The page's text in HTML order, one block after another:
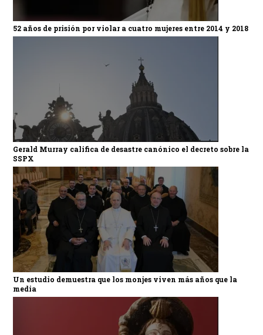
52 años de prisión por violar a cuatro mujeres entre 2014 y 2018
Gerald Murray califica de desastre canónico el decreto sobre la
SSPX
Un estudio demuestra que los monjes viven más años que la
media